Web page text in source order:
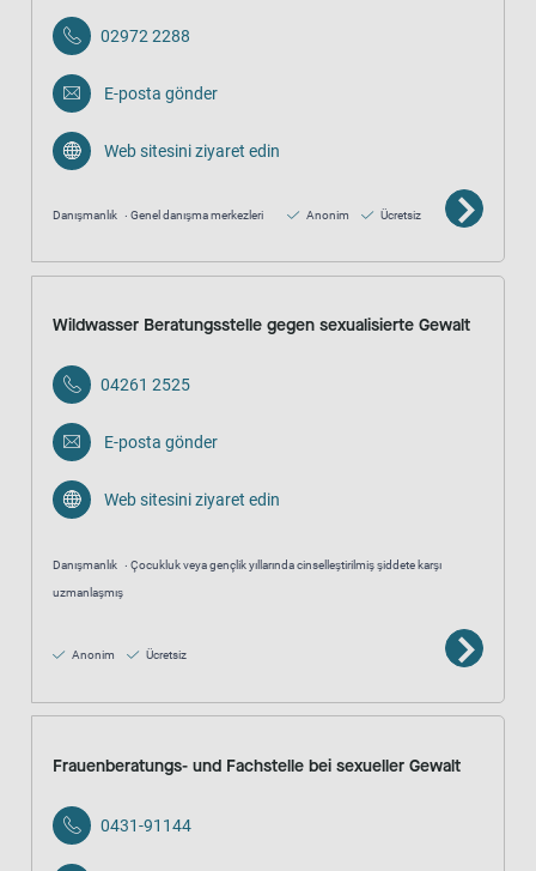
02972 2288
E-posta gönder
Web sitesini ziyaret edin
Danışmanlık Genel danışma merkezleri Anonim Ücretsiz
Wildwasser Beratungsstelle gegen sexualisierte Gewalt
04261 2525
E-posta gönder
Web sitesini ziyaret edin
Danışmanlık
Çocukluk veya gençlik yıllarında cinselleştirilmiş şiddete karşı
uzmanlaşmış
Anonim Ücretsiz
Frauenberatungs- und Fachstelle bei sexueller Gewalt
0431-91144